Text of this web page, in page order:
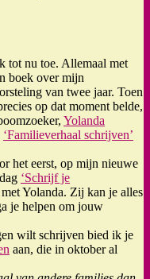
tot nu toe. Allemaal met
boek over mijn
van twee jaar. Toen
op dat moment belde,
Yolanda
‘Familieverhaal schrijven’
het eerst, op mijn nieuwe
‘Schrijf je
Yolanda. Zij kan je alles
je helpen om jouw
wilt schrijven bied ik je
aan, die in oktober al